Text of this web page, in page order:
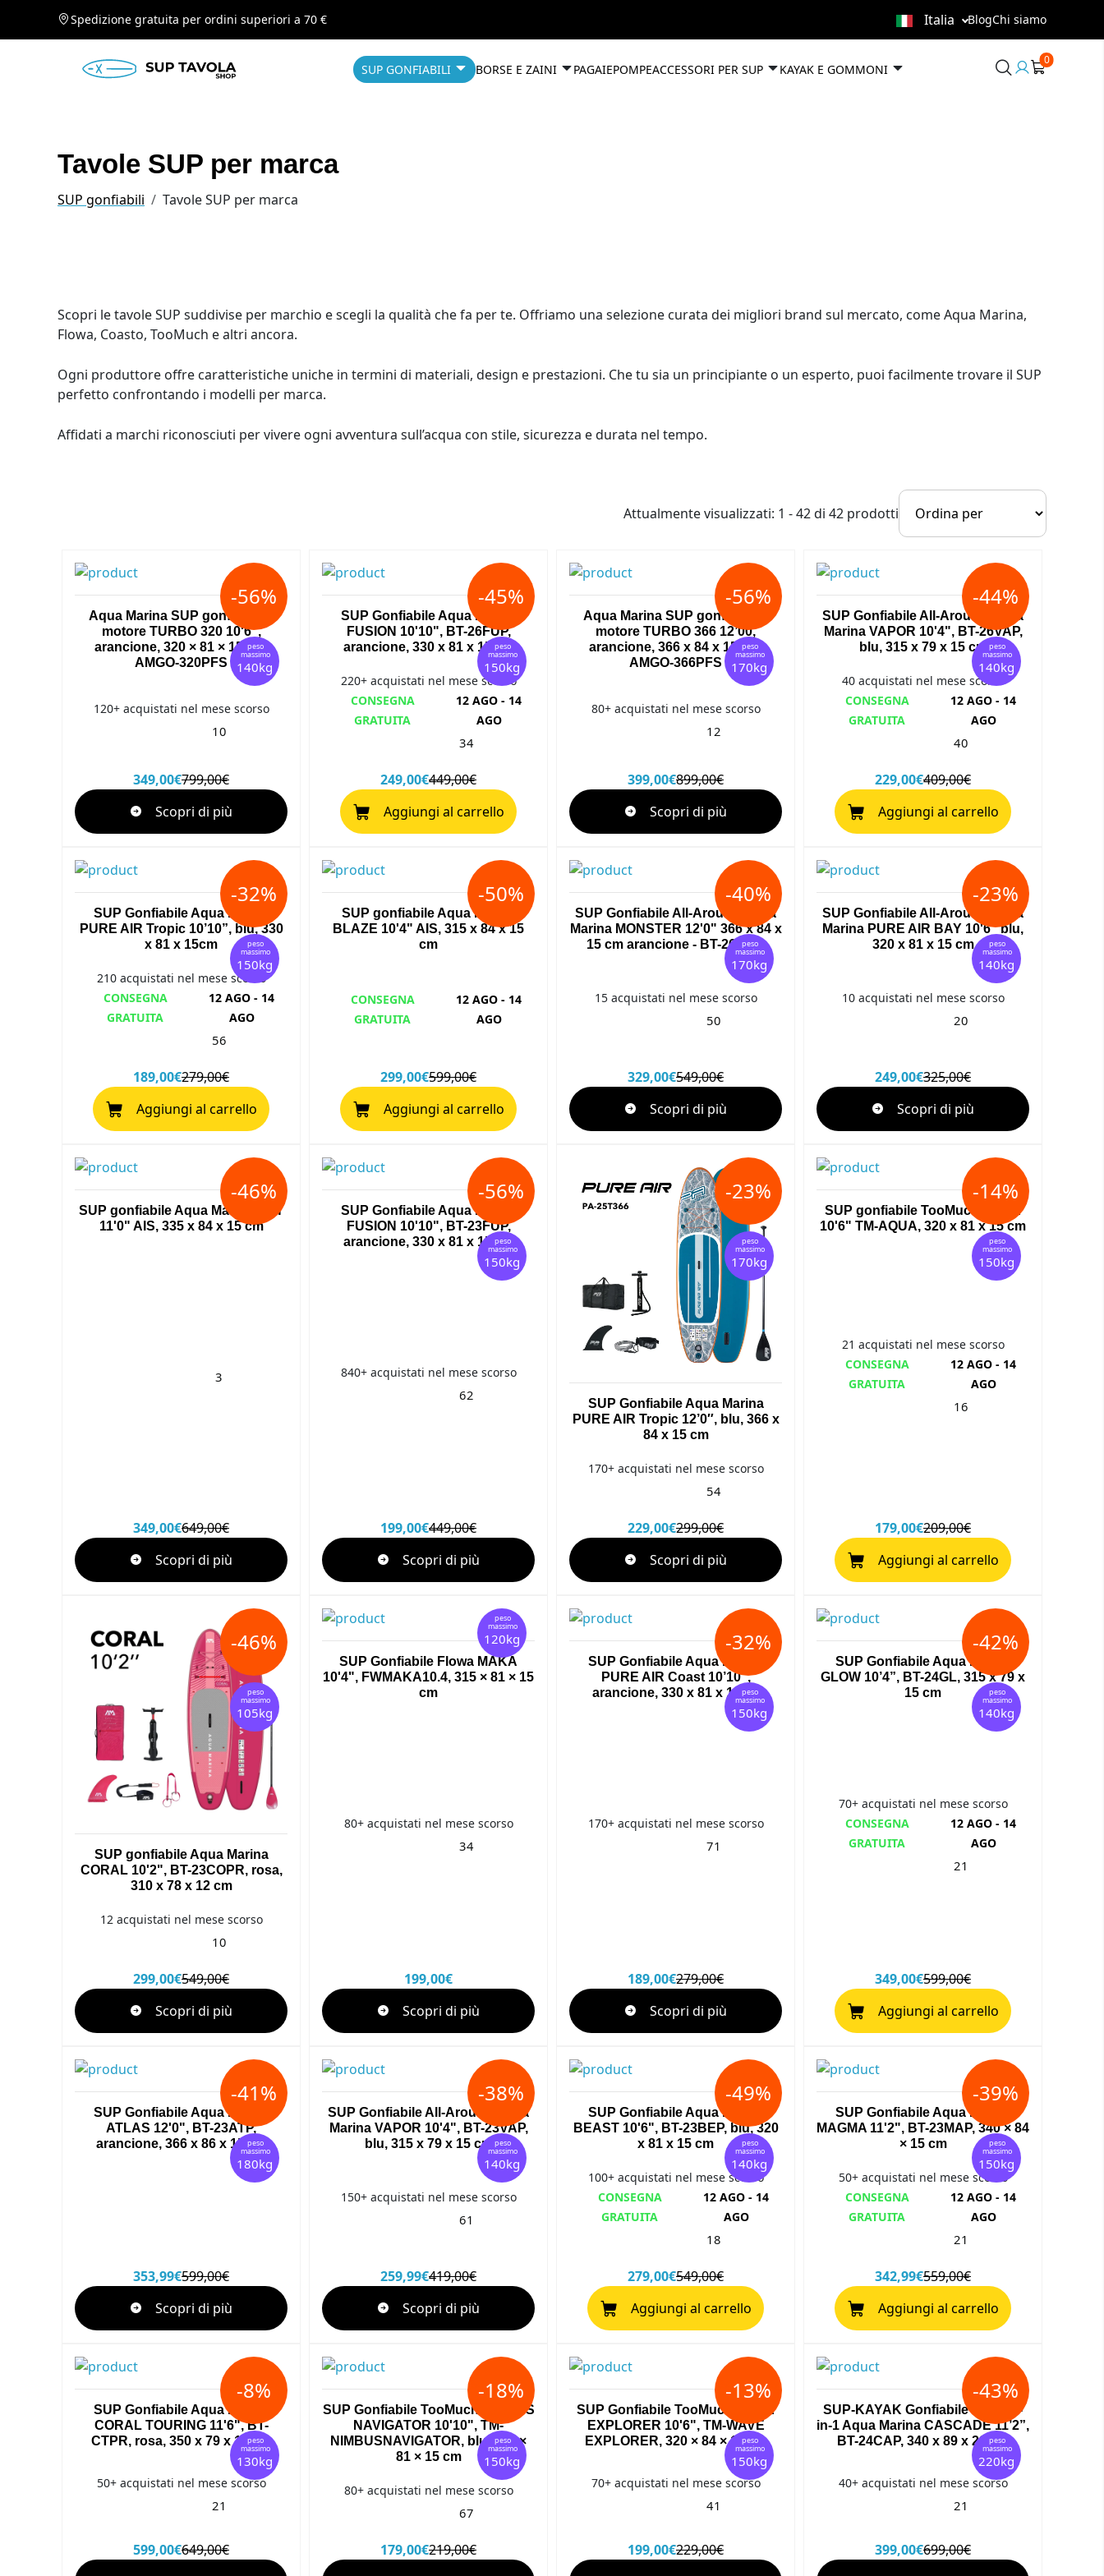
Spedizione gratuita per ordini superiori a 70 € Italia BlogChi siamo
SUP GONFIABILI BORSE E ZAINI PAGAIEPOMPEACCESSORI PER SUP KAYAK E GOMMONI
User
0
Tavole SUP per marca
SUP gonfiabili Tavole SUP per marca
Scopri le tavole SUP suddivise per marchio e scegli la qualità che fa per te. Offriamo una selezione curata dei migliori brand sul mercato, come Aqua Marina,
Flowa, Coasto, TooMuch e altri ancora.
Ogni produttore offre caratteristiche uniche in termini di materiali, design e prestazioni. Che tu sia un principiante o un esperto, puoi facilmente trovare il SUP
perfetto confrontando i modelli per marca.
Affidati a marchi riconosciuti per vivere ogni avventura sull’acqua con stile, sicurezza e durata nel tempo.
Attualmente visualizzati: 1 - 42 di 42 prodotti
-56%
peso
massimo
140kg
Aqua Marina SUP gonfiabile a
motore TURBO 320 10'6",
arancione, 320 × 81 × 15 cm,
AMGO-320PFS
120+ acquistati nel mese scorso
10
349,00€799,00€
Scopri di più
-45%
peso
massimo
150kg
SUP Gonfiabile Aqua Marina
FUSION 10'10", BT-26FUP,
arancione, 330 x 81 x 15 cm
220+ acquistati nel mese scorso
CONSEGNA
GRATUITA
12 AGO - 14
AGO
34
249,00€449,00€
Aggiungi al carrello
-56%
peso
massimo
170kg
Aqua Marina SUP gonfiabile a
motore TURBO 366 12’00,
arancione, 366 x 84 x 15 cm,
AMGO-366PFS
80+ acquistati nel mese scorso
12
399,00€899,00€
Scopri di più
-44%
peso
massimo
140kg
SUP Gonfiabile All-Around Aqua
Marina VAPOR 10'4", BT-26VAP,
blu, 315 x 79 x 15 cm
40 acquistati nel mese scorso
CONSEGNA
GRATUITA
12 AGO - 14
AGO
40
229,00€409,00€
Aggiungi al carrello
-32%
peso
massimo
150kg
SUP Gonfiabile Aqua Marina
PURE AIR Tropic 10’10”, blu, 330
x 81 x 15cm
210 acquistati nel mese scorso
CONSEGNA
GRATUITA
12 AGO - 14
AGO
56
189,00€279,00€
Aggiungi al carrello
-50%
SUP gonfiabile Aqua Marina
BLAZE 10'4" AIS, 315 x 84 x 15
cm
CONSEGNA
GRATUITA
12 AGO - 14
AGO
299,00€599,00€
Aggiungi al carrello
-40%
peso
massimo
170kg
SUP Gonfiabile All-Around Aqua
Marina MONSTER 12'0" 366 x 84 x
15 cm arancione - BT-26MOP
15 acquistati nel mese scorso
50
329,00€549,00€
Scopri di più
-23%
peso
massimo
140kg
SUP Gonfiabile All-Around Aqua
Marina PURE AIR BAY 10'6" blu,
320 x 81 x 15 cm
10 acquistati nel mese scorso
20
249,00€325,00€
Scopri di più
-46%
SUP gonfiabile Aqua Marina RAY
11'0" AIS, 335 x 84 x 15 cm
3
349,00€649,00€
Scopri di più
-56%
peso
massimo
150kg
SUP Gonfiabile Aqua Marina
FUSION 10'10", BT-23FUP,
arancione, 330 x 81 x 15 cm
840+ acquistati nel mese scorso
62
199,00€449,00€
Scopri di più
-23%
peso
massimo
170kg
SUP Gonfiabile Aqua Marina
PURE AIR Tropic 12’0″, blu, 366 x
84 x 15 cm
170+ acquistati nel mese scorso
54
229,00€299,00€
Scopri di più
-14%
peso
massimo
150kg
SUP gonfiabile TooMuch AQUA
10'6" TM-AQUA, 320 x 81 x 15 cm
21 acquistati nel mese scorso
CONSEGNA
GRATUITA
12 AGO - 14
AGO
16
179,00€209,00€
Aggiungi al carrello
-46%
peso
massimo
105kg
SUP gonfiabile Aqua Marina
CORAL 10'2", BT-23COPR, rosa,
310 x 78 x 12 cm
12 acquistati nel mese scorso
10
299,00€549,00€
Scopri di più
peso
massimo
120kg
SUP Gonfiabile Flowa MAKA
10'4", FWMAKA10.4, 315 × 81 × 15
cm
80+ acquistati nel mese scorso
34
199,00€
Scopri di più
-32%
peso
massimo
150kg
SUP Gonfiabile Aqua Marina
PURE AIR Coast 10’10”,
arancione, 330 x 81 x 15cm
170+ acquistati nel mese scorso
71
189,00€279,00€
Scopri di più
-42%
peso
massimo
140kg
SUP Gonfiabile Aqua Marina
GLOW 10’4”, BT-24GL, 315 x 79 x
15 cm
70+ acquistati nel mese scorso
CONSEGNA
GRATUITA
12 AGO - 14
AGO
21
349,00€599,00€
Aggiungi al carrello
-41%
peso
massimo
180kg
SUP Gonfiabile Aqua Marina
ATLAS 12'0", BT-23ATP,
arancione, 366 x 86 x 15 cm
353,99€599,00€
Scopri di più
-38%
peso
massimo
140kg
SUP Gonfiabile All-Around Aqua
Marina VAPOR 10'4", BT-23VAP,
blu, 315 x 79 x 15 cm
150+ acquistati nel mese scorso
61
259,99€419,00€
Scopri di più
-49%
peso
massimo
140kg
SUP Gonfiabile Aqua Marina
BEAST 10'6", BT-23BEP, blu, 320
x 81 x 15 cm
100+ acquistati nel mese scorso
CONSEGNA
GRATUITA
12 AGO - 14
AGO
18
279,00€549,00€
Aggiungi al carrello
-39%
peso
massimo
150kg
SUP Gonfiabile Aqua Marina
MAGMA 11'2", BT-23MAP, 340 × 84
× 15 cm
50+ acquistati nel mese scorso
CONSEGNA
GRATUITA
12 AGO - 14
AGO
21
342,99€559,00€
Aggiungi al carrello
-8%
peso
massimo
130kg
SUP Gonfiabile Aqua Marina
CORAL TOURING 11'6", BT-
CTPR, rosa, 350 x 79 x 15 cm
50+ acquistati nel mese scorso
21
599,00€649,00€
-18%
peso
massimo
150kg
SUP Gonfiabile TooMuch NIMBUS
NAVIGATOR 10'10", TM-
NIMBUSNAVIGATOR, blu, 330 ×
81 × 15 cm
80+ acquistati nel mese scorso
67
179,00€219,00€
-13%
peso
massimo
150kg
SUP Gonfiabile TooMuch WAVE
EXPLORER 10'6", TM-WAVE
EXPLORER, 320 × 84 × 15 cm
70+ acquistati nel mese scorso
41
199,00€229,00€
-43%
peso
massimo
220kg
SUP-KAYAK Gonfiabile Ibrido 2-
in-1 Aqua Marina CASCADE 11’2”,
BT-24CAP, 340 x 89 x 20 cm
40+ acquistati nel mese scorso
21
399,00€699,00€